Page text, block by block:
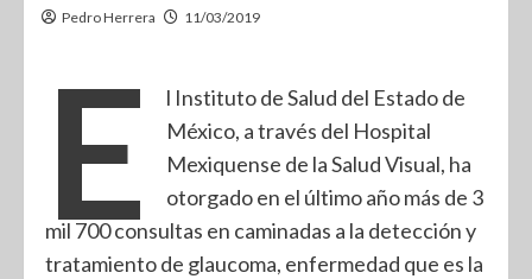
Pedro Herrera 11/03/2019
E
l Instituto de Salud del Estado de
México, a través del Hospital
Mexiquense de la Salud Visual, ha
otorgado en el último año más de 3
mil 700 consultas en caminadas a la detección y
tratamiento de glaucoma, enfermedad que es la